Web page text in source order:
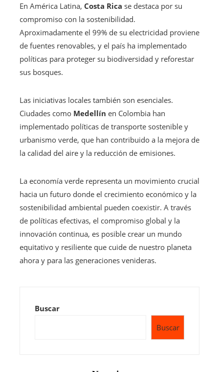
En América Latina, Costa Rica se destaca por su
compromiso con la sostenibilidad.
Aproximadamente el 99% de su electricidad proviene
de fuentes renovables, y el país ha implementado
políticas para proteger su biodiversidad y reforestar
sus bosques.
Las iniciativas locales también son esenciales.
Ciudades como Medellín en Colombia han
implementado políticas de transporte sostenible y
urbanismo verde, que han contribuido a la mejora de
la calidad del aire y la reducción de emisiones.
La economía verde representa un movimiento crucial
hacia un futuro donde el crecimiento económico y la
sostenibilidad ambiental pueden coexistir. A través
de políticas efectivas, el compromiso global y la
innovación continua, es posible crear un mundo
equitativo y resiliente que cuide de nuestro planeta
ahora y para las generaciones venideras.
Buscar
Buscar